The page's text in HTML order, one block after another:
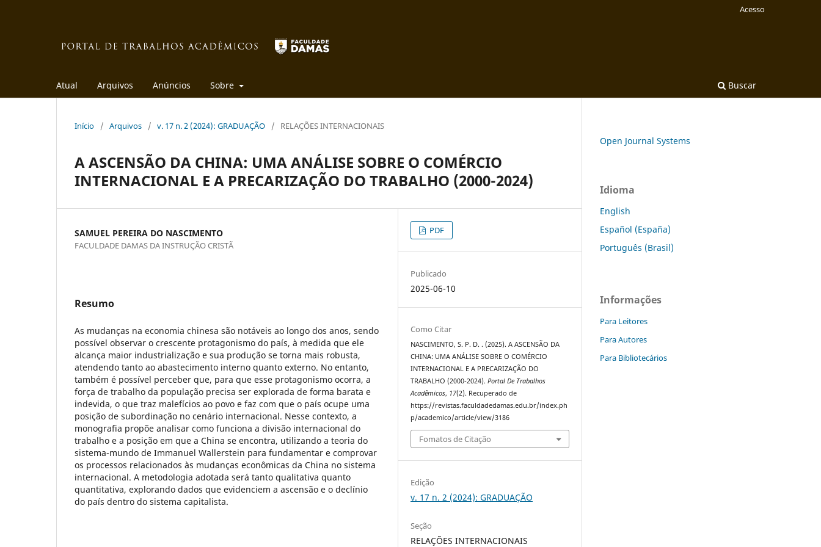
Atual Arquivos Anúncios Sobre Buscar
Acesso
Início / Arquivos / v. 17 n. 2 (2024): GRADUAÇÃO / RELAÇÕES INTERNACIONAIS
A ASCENSÃO DA CHINA: UMA ANÁLISE SOBRE O COMÉRCIO
INTERNACIONAL E A PRECARIZAÇÃO DO TRABALHO (2000-2024)
SAMUEL PEREIRA DO NASCIMENTO
FACULDADE DAMAS DA INSTRUÇÃO CRISTÃ
Resumo
As mudanças na economia chinesa são notáveis ao longo dos anos, sendo
possível observar o crescente protagonismo do país, à medida que ele
alcança maior industrialização e sua produção se torna mais robusta,
atendendo tanto ao abastecimento interno quanto externo. No entanto,
também é possível perceber que, para que esse protagonismo ocorra, a
força de trabalho da população precisa ser explorada de forma barata e
indevida, o que traz malefícios ao povo e faz com que o país ocupe uma
posição de subordinação no cenário internacional. Nesse contexto, a
monografia propõe analisar como funciona a divisão internacional do
trabalho e a posição em que a China se encontra, utilizando a teoria do
sistema-mundo de Immanuel Wallerstein para fundamentar e comprovar
os processos relacionados às mudanças econômicas da China no sistema
internacional. A metodologia adotada será tanto qualitativa quanto
quantitativa, explorando dados que evidenciem a ascensão e o declínio
do país dentro do sistema capitalista.
PDF
Publicado
2025-06-10
Como Citar
NASCIMENTO, S. P. D. . (2025). A ASCENSÃO DA
CHINA: UMA ANÁLISE SOBRE O COMÉRCIO
INTERNACIONAL E A PRECARIZAÇÃO DO
TRABALHO (2000-2024).Portal De Trabalhos
Acadêmicos, 17(2). Recuperado de
https://revistas.faculdadedamas.edu.br/index.ph
p/academico/article/view/3186
Fomatos de Citação
Edição
v. 17 n. 2 (2024): GRADUAÇÃO
Seção
RELAÇÕES INTERNACIONAIS
Open Journal Systems
Idioma
English
Español (España)
Português (Brasil)
Informações
Para Leitores
Para Autores
Para Bibliotecários